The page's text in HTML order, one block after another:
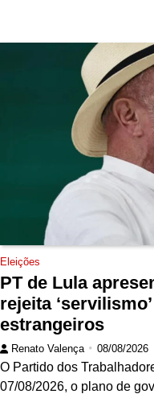
Eleições
PT de Lula
rejeita
estrangeiros
Renato Valença 08/08/2026
O Partido dos
07/08/2026, o plano de